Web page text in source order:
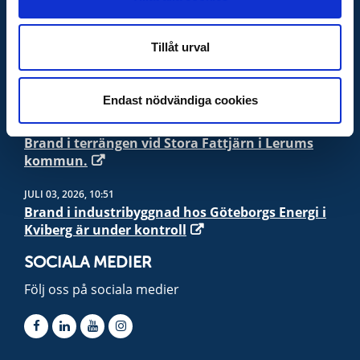
Tillåt urval
Endast nödvändiga cookies
PRESSMEDDELANDE
Brand i terrängen vid Stora Fattjärn i Lerums
JULI 09, 2026, 21:42
Brand i terrängen vid Stora Fattjärn i Lerums
kommun.
JULI 03, 2026, 10:51
Brand i industribyggnad hos Göteborgs Energi i
Kviberg är under kontroll
SOCIALA MEDIER
Följ oss på sociala medier